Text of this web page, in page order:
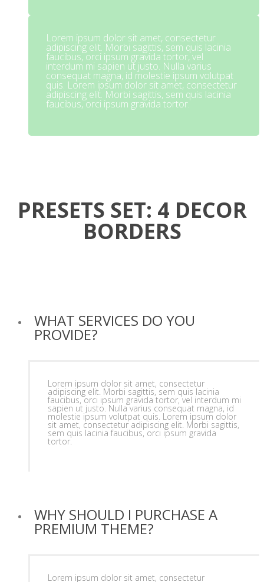
Lorem ipsum dolor sit amet, consectetur
adipiscing elit. Morbi sagittis, sem quis lacinia
faucibus, orci ipsum gravida tortor, vel
interdum mi sapien ut justo. Nulla varius
consequat magna, id molestie ipsum volutpat
quis. Lorem ipsum dolor sit amet, consectetur
adipiscing elit. Morbi sagittis, sem quis lacinia
faucibus, orci ipsum gravida tortor.
PRESETS SET: 4 DECOR
BORDERS
WHAT SERVICES DO YOU
PROVIDE?
Lorem ipsum dolor sit amet, consectetur
adipiscing elit. Morbi sagittis, sem quis lacinia
faucibus, orci ipsum gravida tortor, vel interdum mi
sapien ut justo. Nulla varius consequat magna, id
molestie ipsum volutpat quis. Lorem ipsum dolor
sit amet, consectetur adipiscing elit. Morbi sagittis,
sem quis lacinia faucibus, orci ipsum gravida
tortor.
WHY SHOULD I PURCHASE A
PREMIUM THEME?
Lorem ipsum dolor sit amet, consectetur